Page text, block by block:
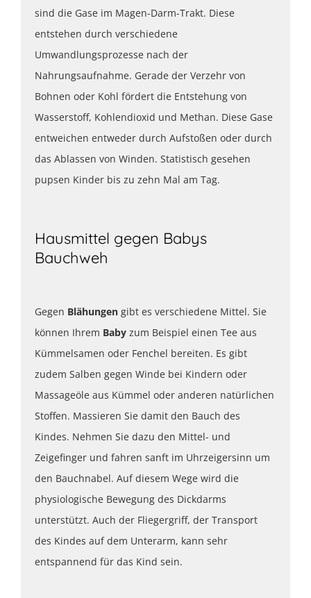
sind die Gase im Magen-Darm-Trakt. Diese
entstehen durch verschiedene
Umwandlungsprozesse nach der
Nahrungsaufnahme. Gerade der Verzehr von
Bohnen oder Kohl fördert die Entstehung von
Wasserstoff, Kohlendioxid und Methan. Diese Gase
entweichen entweder durch Aufstoßen oder durch
das Ablassen von Winden. Statistisch gesehen
pupsen Kinder bis zu zehn Mal am Tag.
Hausmittel gegen Babys
Bauchweh
Gegen Blähungen gibt es verschiedene Mittel. Sie
können Ihrem Baby zum Beispiel einen Tee aus
Kümmelsamen oder Fenchel bereiten. Es gibt
zudem Salben gegen Winde bei Kindern oder
Massageöle aus Kümmel oder anderen natürlichen
Stoffen. Massieren Sie damit den Bauch des
Kindes. Nehmen Sie dazu den Mittel- und
Zeigefinger und fahren sanft im Uhrzeigersinn um
den Bauchnabel. Auf diesem Wege wird die
physiologische Bewegung des Dickdarms
unterstützt. Auch der Fliegergriff, der Transport
des Kindes auf dem Unterarm, kann sehr
entspannend für das Kind sein.